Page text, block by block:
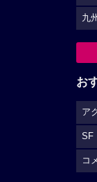
九
お
ア
SF
コ